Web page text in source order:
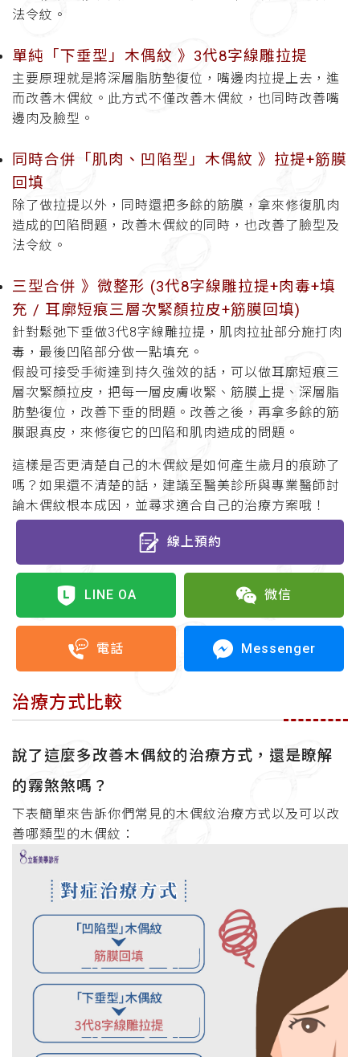
法令紋。
單純「下垂型」木偶紋 》3代8字線雕拉提
主要原理就是將深層脂肪墊復位，嘴邊肉拉提上去，進
而改善木偶紋。此方式不僅改善木偶紋，也同時改善嘴
邊肉及臉型。
同時合併「肌肉、凹陷型」木偶紋 》拉提+筋膜
回填
除了做拉提以外，同時還把多餘的筋膜，拿來修復肌肉
造成的凹陷問題，改善木偶紋的同時，也改善了臉型及
法令紋。
三型合併 》微整形 (3代8字線雕拉提+肉毒+填
充 / 耳廓短痕三層次緊顏拉皮+筋膜回填)
針對鬆弛下垂做3代8字線雕拉提，肌肉拉扯部分施打肉
毒，最後凹陷部分做一點填充。
假設可接受手術達到持久強效的話，可以做耳廓短痕三
層次緊顏拉皮，把每一層皮膚收緊、筋膜上提、深層脂
肪墊復位，改善下垂的問題。改善之後，再拿多餘的筋
膜跟真皮，來修復它的凹陷和肌肉造成的問題。
這樣是否更清楚自己的木偶紋是如何產生歲月的痕跡了
嗎？如果還不清楚的話，建議至醫美診所與專業醫師討
論木偶紋根本成因，並尋求適合自己的治療方案哦！
線上預約
LINE OA 微信
電話 Messenger
治療方式比較
說了這麼多改善木偶紋的治療方式，還是瞭解
的霧煞煞嗎？
下表簡單來告訴你們常見的木偶紋治療方式以及可以改
善哪類型的木偶紋：